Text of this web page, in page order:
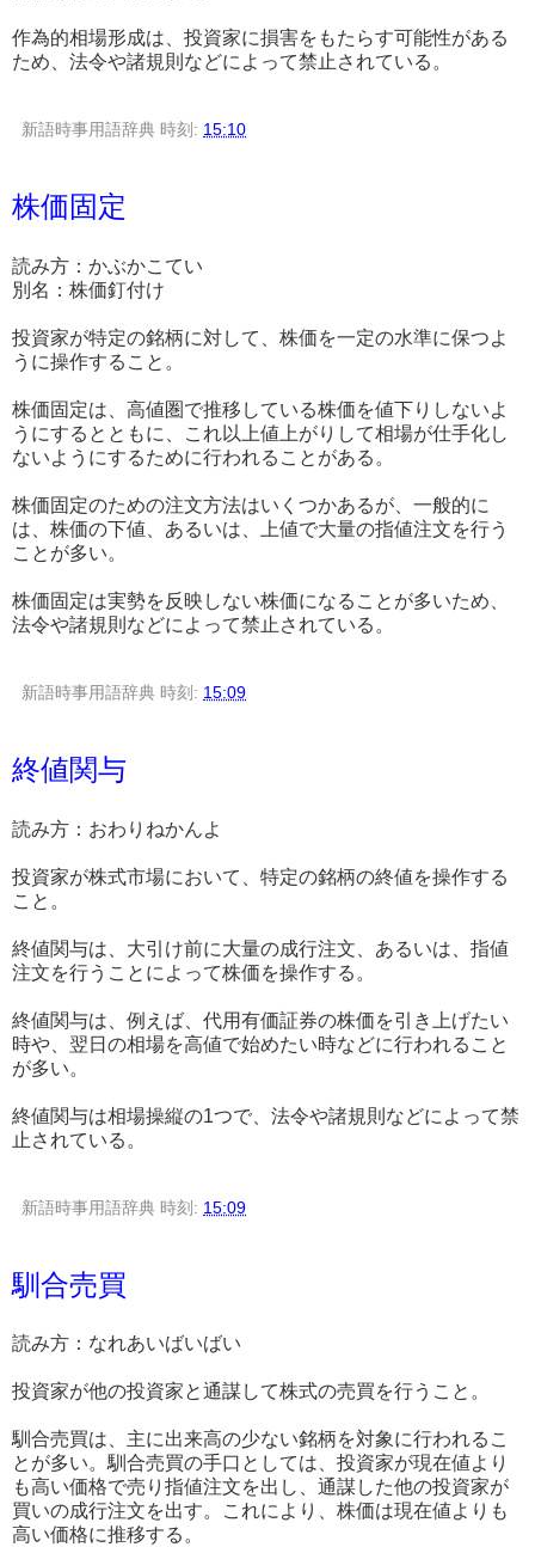
作為的相場形成は、投資家に損害をもたらす可能性がある
ため、法令や諸規則などによって禁止されている。
新語時事用語辞典 時刻: 15:10
株価固定
読み方：かぶかこてい
別名：株価釘付け
投資家が特定の銘柄に対して、株価を一定の水準に保つよ
うに操作すること。
株価固定は、高値圏で推移している株価を値下りしないよ
うにするとともに、これ以上値上がりして相場が仕手化し
ないようにするために行われることがある。
株価固定のための注文方法はいくつかあるが、一般的に
は、株価の下値、あるいは、上値で大量の指値注文を行う
ことが多い。
株価固定は実勢を反映しない株価になることが多いため、
法令や諸規則などによって禁止されている。
新語時事用語辞典 時刻: 15:09
終値関与
読み方：おわりねかんよ
投資家が株式市場において、特定の銘柄の終値を操作する
こと。
終値関与は、大引け前に大量の成行注文、あるいは、指値
注文を行うことによって株価を操作する。
終値関与は、例えば、代用有価証券の株価を引き上げたい
時や、翌日の相場を高値で始めたい時などに行われること
が多い。
終値関与は相場操縦の1つで、法令や諸規則などによって禁
止されている。
新語時事用語辞典 時刻: 15:09
馴合売買
読み方：なれあいばいばい
投資家が他の投資家と通謀して株式の売買を行うこと。
馴合売買は、主に出来高の少ない銘柄を対象に行われるこ
とが多い。馴合売買の手口としては、投資家が現在値より
も高い価格で売り指値注文を出し、通謀した他の投資家が
買いの成行注文を出す。これにより、株価は現在値よりも
高い価格に推移する。